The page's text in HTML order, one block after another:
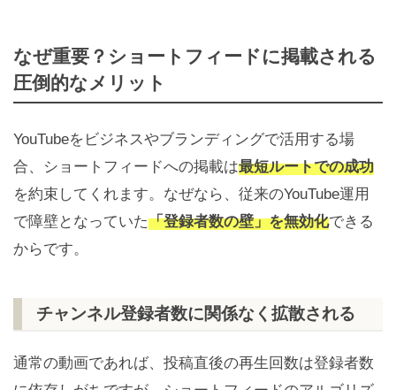
なぜ重要？ショートフィードに掲載される
圧倒的なメリット
YouTubeをビジネスやブランディングで活用する場
合、ショートフィードへの掲載は最短ルートでの成功
を約束してくれます。なぜなら、従来のYouTube運用
で障壁となっていた「登録者数の壁」を無効化できる
からです。
チャンネル登録者数に関係なく拡散される
通常の動画であれば、投稿直後の再生回数は登録者数